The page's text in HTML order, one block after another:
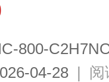
800-
04-28 | 阅